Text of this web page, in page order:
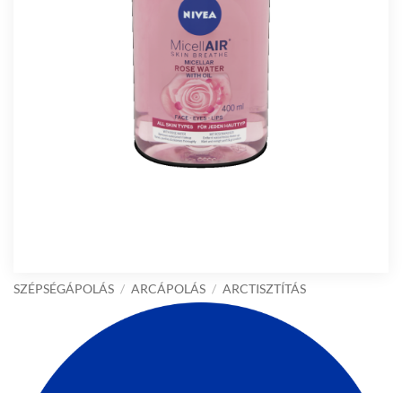
SZÉPSÉGÁPOLÁS / ARCÁPOLÁS / ARCTISZTÍTÁS